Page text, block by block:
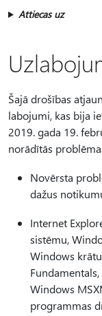
Attiecas uz
Šajā drošības
labojumi, kas bija
2019. gada 19.
norādītās
Novērsta
dažus
Internet
sistēmu,
Windows
Windows
programmas